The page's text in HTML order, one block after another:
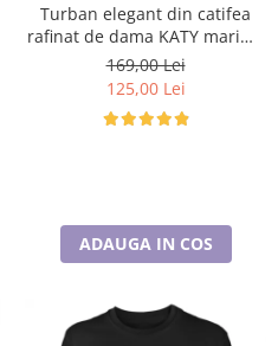
Turban elegant din catifea
rafinat de dama KATY marime
universala, captuseala polar,
culoare maro Sequoia
169,00 Lei
125,00 Lei
ADAUGA IN COS